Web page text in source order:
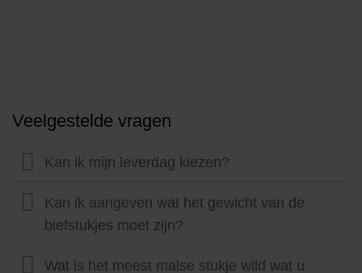
Veelgestelde vragen
Kan ik mijn leverdag kiezen?
Kan ik aangeven wat het gewicht van de
biefstukjes moet zijn?
Wat is het meest malse stukje wild wat u